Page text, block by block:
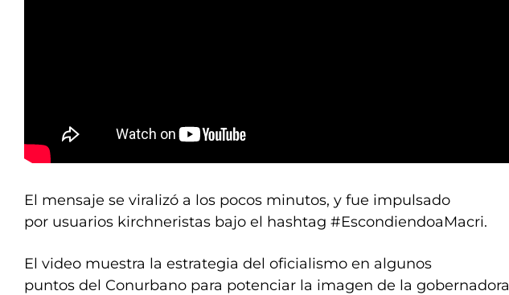
El mensaje se viralizó a los pocos minutos, y fue impulsado
por usuarios kirchneristas bajo el hashtag #EscondiendoaMacri.
El video muestra la estrategia del oficialismo en algunos
puntos del Conurbano para potenciar la imagen de la gobernadora